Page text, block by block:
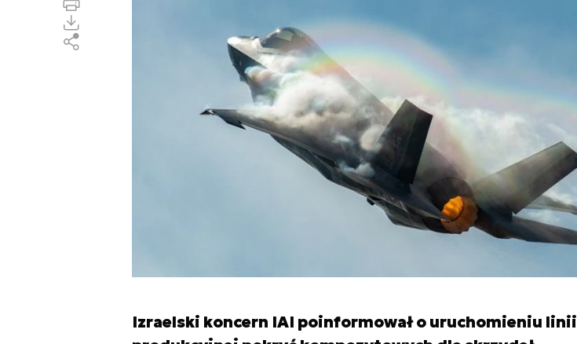
Izraelski koncern IAI poinformował o uruchomieniu linii